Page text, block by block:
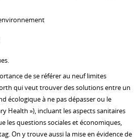
de se référer au neuf limites
qui veut trouver des solutions entre un
écologique à ne pas dépasser ou le
Health »), incluant les aspects sanitaires
les questions sociales et économiques,
On y trouve aussi la mise en évidence de